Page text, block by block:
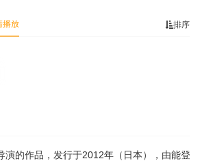
排序
播放
演的作品，发行于2012年（日本），由能登